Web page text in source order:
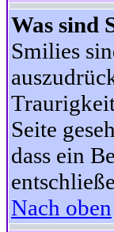
Was sind
Smilies
Seite
dass ein
Nach oben